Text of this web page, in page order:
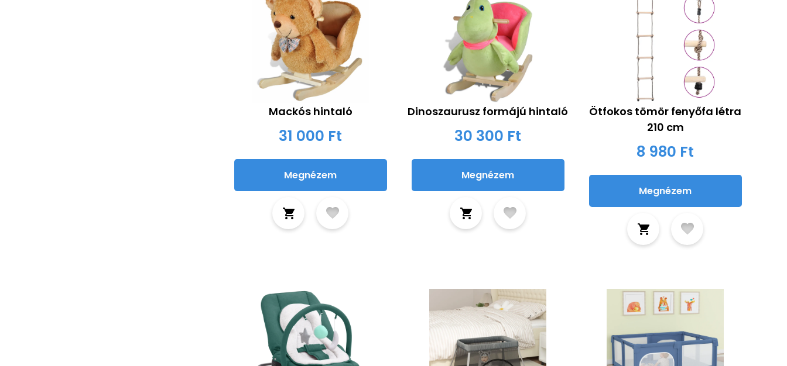
Mackós hintaló
31 000 Ft
Megnézem
Dinoszaurusz formájú hintaló
30 300 Ft
Megnézem
Ötfokos tömör fenyőfa létra
210 cm
8 980 Ft
Megnézem